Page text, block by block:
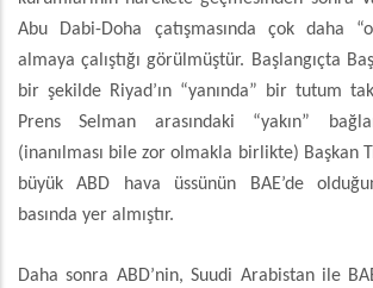
Abu Dabi-Doha çatışmasında çok daha
almaya çalıştığı görülmüştür. Başlangıçta
bir şekilde Riyad’ın “yanında” bir tutum
Prens Selman arasındaki “yakın”
(inanılması bile zor olmakla birlikte) Başkan
büyük ABD hava üssünün BAE’de
basında yer almıştır.
Daha sonra ABD’nin, Suudi Arabistan ile